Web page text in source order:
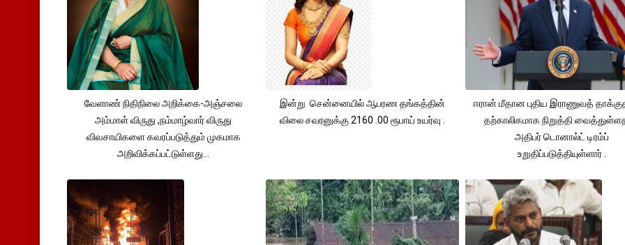
வேளாண் நிதிநிலை அறிக்கை-அஞ்சலை
அம்மாள் விருது ,நம்மாழ்வார் விருது
விவசாயிகளை கவரப்படுத்தும் முகமாக
அறிவிக்கப்பட்டுள்ளது...
இன்று சென்னையில் ஆபரண தங்கத்தின்
விலை சவரனுக்கு 2160 .00 ரூபாய் உயர்வு .
ஈரான் மீதான புதிய இராணுவத்
தற்காலிகமாக நிறுத்தி
அதிபர் டொனால்ட் டிரம்ப்
உறுதிப்படுத்தியுள்ளார் .